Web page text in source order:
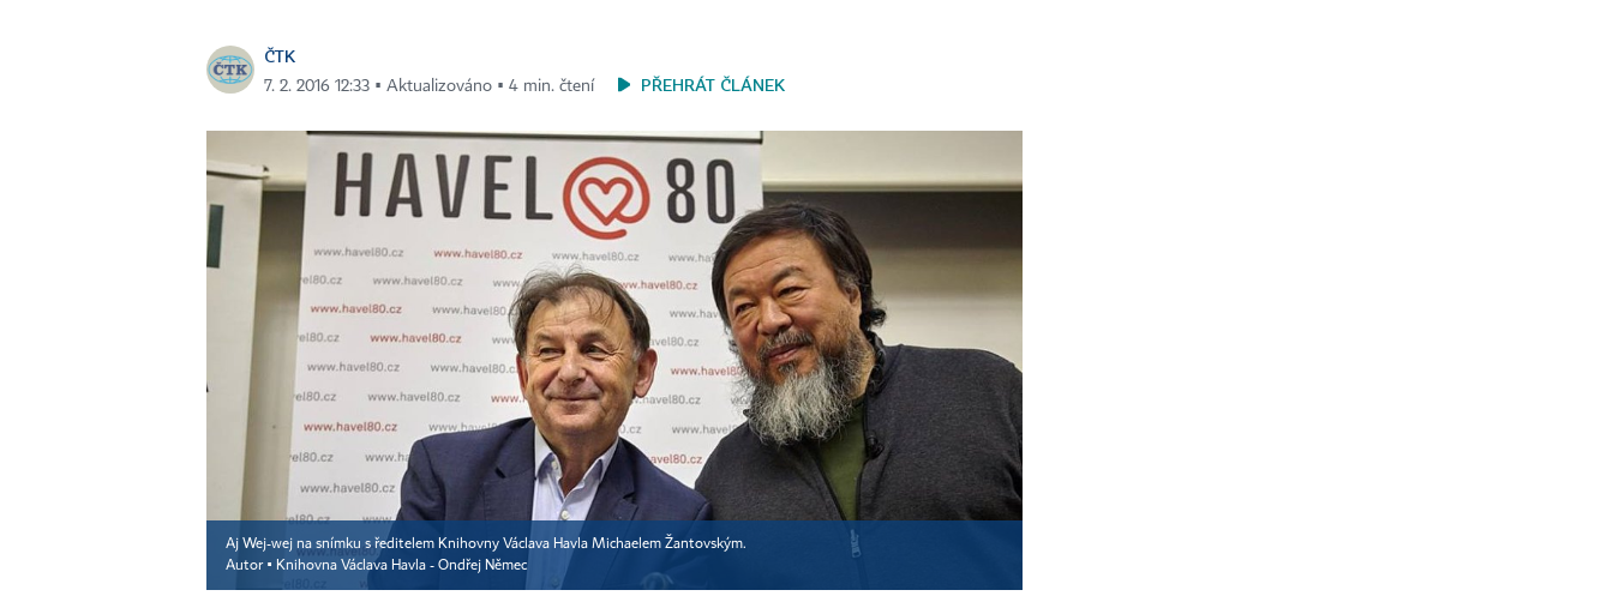
ČTK
7. 2. 2016 12:33 ▪ Aktualizováno ▪ 4 min. čtení PŘEHRÁT ČLÁNEK
Aj Wej-wej na snímku s ředitelem Knihovny Václava Havla Michaelem Žantovským.
Autor ▪ Knihovna Václava Havla - Ondřej Němec